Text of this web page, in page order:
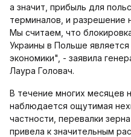
а значит, прибыль для
терминалов, и разрешение
Мы считаем, что
Украины в Польше
экономики", - заявила
Лаура Головач.
В течение многих месяцев
наблюдается ощутимая
частности, перевалки
привела к значительным